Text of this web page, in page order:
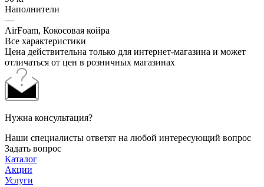
Наполнители
—
AirFoam, Кокосовая койра
Все характеристики
Цена действительна только для интернет-магазина и может
отличаться от цен в розничных магазинах
Нужна консультация?
Наши специалисты ответят на любой интересующий вопрос
Задать вопрос
Каталог
Акции
Услуги